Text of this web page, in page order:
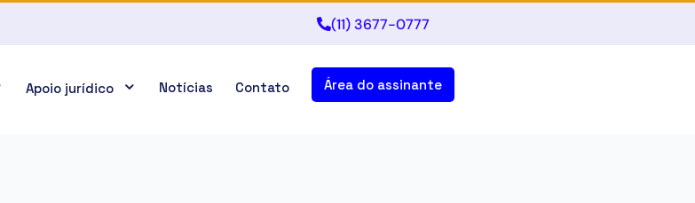
(11) 3677-0777
Apoio jurídico Notícias Contato Área do assinante